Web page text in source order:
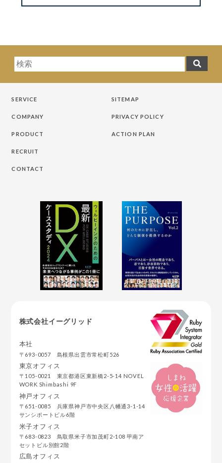
SERVICE
COMPANY
PRODUCT
RECRUIT
CONTACT
SITEMAP
PRIVACY POLICY
ACTION PLAN
株式会社イーグリッド
本社
〒693-0057 島根県出雲市常松町526
東京オフィス
〒105-0021 東京都港区東新橋2-5-14 NOVEL
WORK Shimbashi 9F
神戸オフィス
〒651-0085 兵庫県神戸市中央区八幡通3-1-14
サンシポートビル6階
米子オフィス
〒683-0823 鳥取県米子市加茂町2-108 甲南ア
セットビル別館2階
広島オフィス